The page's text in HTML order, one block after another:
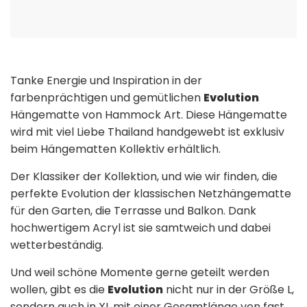
Tanke Energie und Inspiration in der
farbenprächtigen und gemütlichen Evolution
Hängematte von Hammock Art. Diese Hängematte
wird mit viel Liebe Thailand handgewebt ist exklusiv
beim Hängematten Kollektiv erhältlich.
Der Klassiker der Kollektion, und wie wir finden, die
perfekte Evolution der klassischen Netzhängematte
für den Garten, die Terrasse und Balkon. Dank
hochwertigem Acryl ist sie samtweich und dabei
wetterbeständig.
Und weil schöne Momente gerne geteilt werden
wollen, gibt es die Evolution nicht nur in der Größe L,